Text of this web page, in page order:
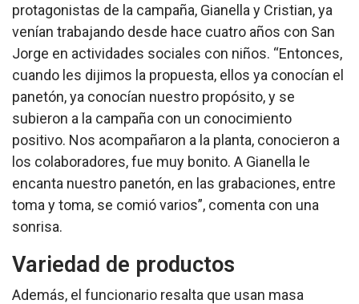
protagonistas de la campaña, Gianella y Cristian, ya
venían trabajando desde hace cuatro años con San
Jorge en actividades sociales con niños. “Entonces,
cuando les dijimos la propuesta, ellos ya conocían el
panetón, ya conocían nuestro propósito, y se
subieron a la campaña con un conocimiento
positivo. Nos acompañaron a la planta, conocieron a
los colaboradores, fue muy bonito. A Gianella le
encanta nuestro panetón, en las grabaciones, entre
toma y toma, se comió varios”, comenta con una
sonrisa.
Variedad de productos
Además, el funcionario resalta que usan masa